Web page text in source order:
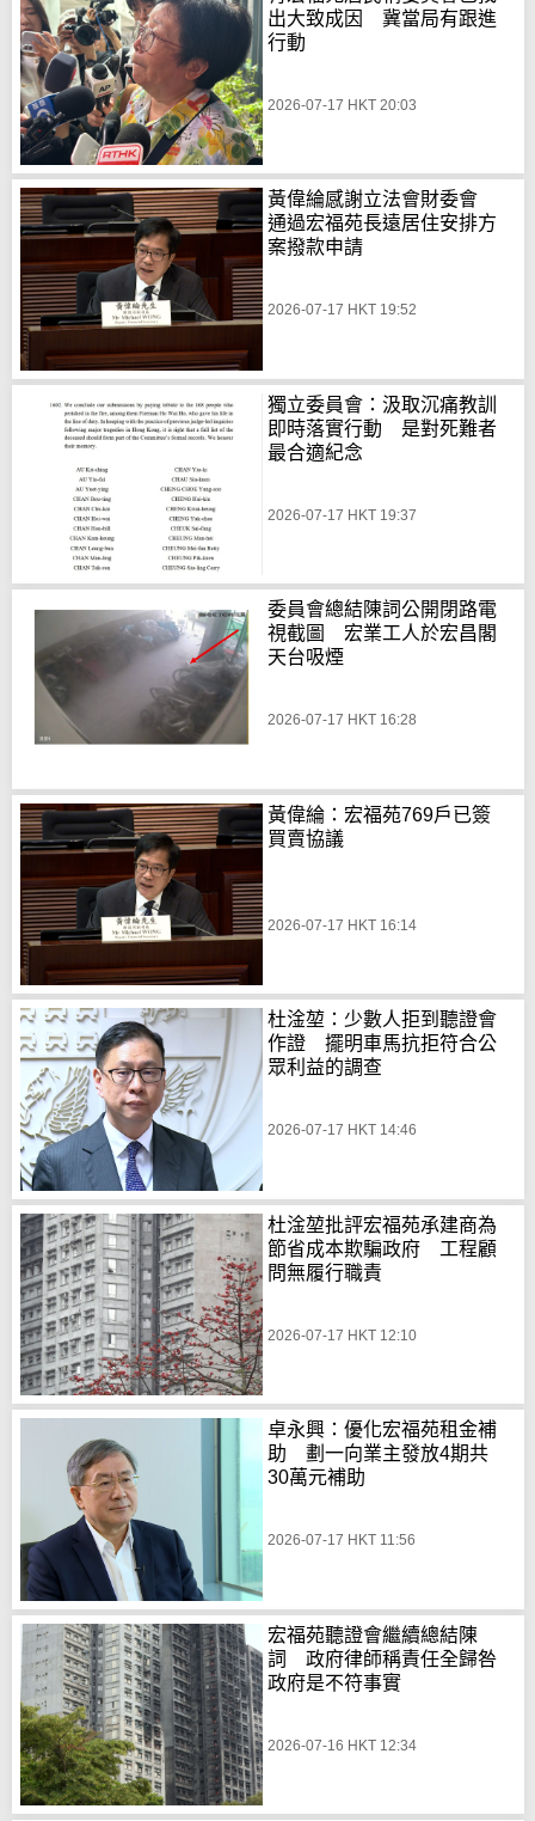
出大致成因 冀當局有跟進
行動
2026-07-17 HKT 20:03
黃偉綸感謝立法會財委會
通過宏福苑長遠居住安排方
案撥款申請
2026-07-17 HKT 19:52
獨立委員會：汲取沉痛教訓
即時落實行動 是對死難者
最合適紀念
2026-07-17 HKT 19:37
委員會總結陳詞公開閉路電
視截圖 宏業工人於宏昌閣
天台吸煙
2026-07-17 HKT 16:28
黃偉綸：宏福苑769戶已簽
買賣協議
2026-07-17 HKT 16:14
杜淦堃：少數人拒到聽證會
作證 擺明車馬抗拒符合公
眾利益的調查
2026-07-17 HKT 14:46
杜淦堃批評宏福苑承建商為
節省成本欺騙政府 工程顧
問無履行職責
2026-07-17 HKT 12:10
卓永興：優化宏福苑租金補
助 劃一向業主發放4期共
30萬元補助
2026-07-17 HKT 11:56
宏福苑聽證會繼續總結陳
詞 政府律師稱責任全歸咎
政府是不符事實
2026-07-16 HKT 12:34